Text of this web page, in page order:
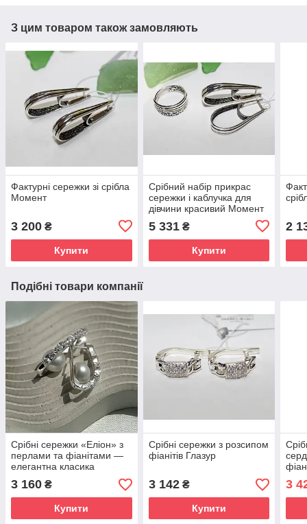
З цим товаром також замовляють
Фактурні сережки зі срібла
Момент
3 200 ₴
Купити
Срібний набір прикрас
сережки і каблучка для
дівчини красивий Момент
5 331₴
Купити
2
Подібні товари компанії
Срібні сережки «Еліон» з
перлами та фіанітами —
елегантна класика
3 160 ₴
Купити
Срібні сережки з розсипом
фіанітів Глазур
3 142₴
Купити
3